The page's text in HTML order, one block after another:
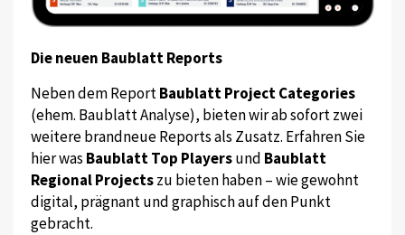
Die neuen Baublatt Reports
Neben dem ReportBaublatt Project Categories
(ehem. Baublatt Analyse), bieten wir ab sofort zwei
weitere brandneue Reports als Zusatz. Erfahren Sie
hier was Baublatt Top Playersund Baublatt
Regional Projectszu bieten haben – wie gewohnt
digital, prägnant und graphisch auf den Punkt
gebracht.